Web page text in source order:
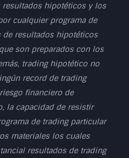
resultados hipotéticos y los
cualquier programa de
de resultados hipotéticos
son preparados con los
trading hipotético no
record de trading
financiero de
la capacidad de resistir
de trading particular
materiales los cuales
resultados de trading